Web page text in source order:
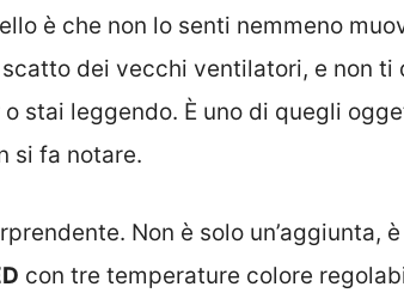
è che non lo senti nemmeno
dei vecchi ventilatori, e non ti
stai leggendo. È uno di quegli
si fa notare.
Non è solo un’aggiunta, è
con tre temperature colore